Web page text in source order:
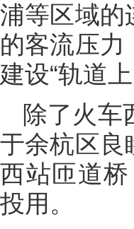
浦等区域的
的客流压力
建设“轨道
除了火车
于余杭区良
西站匝道
投用。